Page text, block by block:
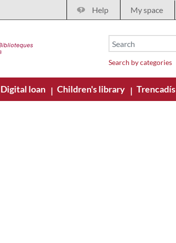
Help My space
Search by categories
Digital loan | Children's library | Trencadís